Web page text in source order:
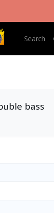
Main
Search
bass